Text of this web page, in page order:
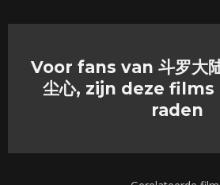
Voor fans van 斗罗大
尘心​, zijn deze
raden